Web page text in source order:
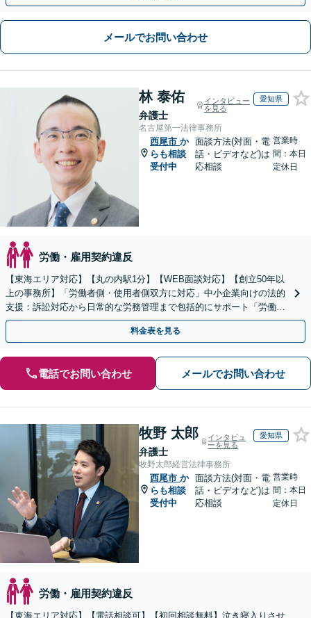
メールでお問い合わせ
林 泰佑
弁護士
インタビュー
を見る
愛知県
名古屋第一法律事務所
西尾市 か
らも相談
受付中
面談方法(対面・電
話・ビデオなど)は
応相談
営業時
間：本日
定休日
労働・雇用契約違反
【東海エリア対応】【丸の内駅1分】【WEB面談対応】【創立50年以
上の事務所】「労働者側・使用者側双方に対応」中小企業向けの法的
支援：訴訟対応から日常的な労務管理まで包括的にサポート「労働者
側：残業代請求や退職など対応」【休日・夜間相談可】
料金表を見る
電話でお問い合わせ メールでお問い合わせ
牧野 太郎
弁護士
インタビュ
ーを見る
愛知県
牧野太郎経営法律事務所
西尾市 か
らも相談
受付中
面談方法(対面・電
話・ビデオなど)は
応相談
営業時
間：本日
定休日
労働・雇用契約違反
【東海エリア対応】【電話相談可】【初回相談無料】泣き寝入りさせ